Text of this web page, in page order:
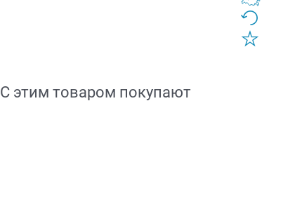
С этим товаром покупают